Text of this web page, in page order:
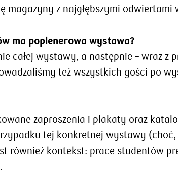
magazyny z najgłębszymi odwiertami
ma poplenerowa wystawa?
całej wystawy, a następnie – wraz z
też wszystkich gości po
zaproszenia i plakaty oraz
tej konkretnej wystawy
również kontekst: prace studentów